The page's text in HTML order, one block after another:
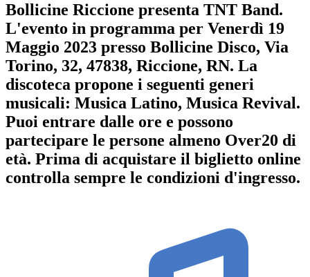
Bollicine Riccione presenta TNT Band.
L'evento in programma per Venerdì 19
Maggio 2023 presso Bollicine Disco, Via
Torino, 32, 47838, Riccione, RN. La
discoteca propone i seguenti generi
musicali: Musica Latino, Musica Revival.
Puoi entrare dalle ore e possono
partecipare le persone almeno Over20 di
età. Prima di acquistare il biglietto online
controlla sempre le condizioni d'ingresso.